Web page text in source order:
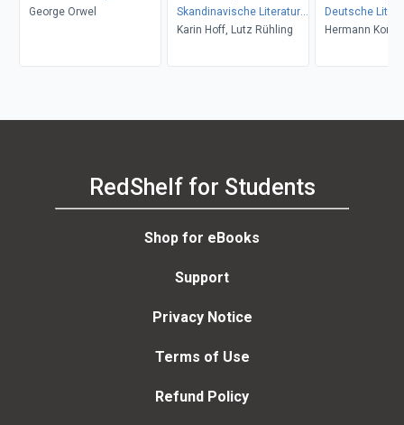
George Orwel
Skandinavische Literatur,
19. Jahrhundert
Karin Hoff, Lutz Rühling
Deutsche
Jahrhundert
Hermann Korte
RedShelf for Students
Shop for eBooks
Support
Privacy Notice
Terms of Use
Refund Policy